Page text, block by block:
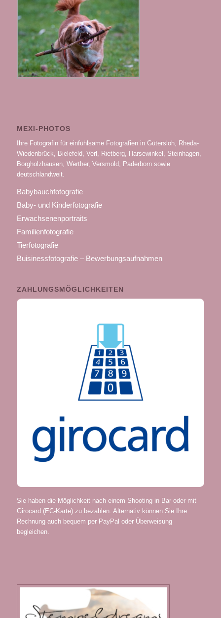
MEXI-PHOTOS
Ihre Fotografin für einfühlsame Fotografien in Gütersloh, Rheda-
Wiedenbrück, Bielefeld, Verl, Rietberg, Harsewinkel, Steinhagen,
Borgholzhausen, Werther, Versmold, Paderborn sowie
deutschlandweit.
Babybauchfotografie
Baby- und Kinderfotografie
Erwachsenenportraits
Familienfotografie
Tierfotografie
Buisinessfotografie – Bewerbungsaufnahmen
ZAHLUNGSMÖGLICHKEITEN
Sie haben die Möglichkeit nach einem Shooting in Bar oder mit
Girocard (EC-Karte) zu bezahlen. Alternativ können Sie Ihre
Rechnung auch bequem per PayPal oder Überweisung
begleichen.